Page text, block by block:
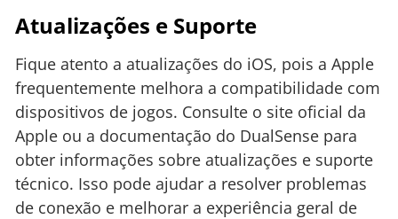
Atualizações e Suporte
Fique atento a atualizações do iOS, pois a Apple
frequentemente melhora a compatibilidade com
dispositivos de jogos. Consulte o site oficial da
Apple ou a documentação do DualSense para
obter informações sobre atualizações e suporte
técnico. Isso pode ajudar a resolver problemas
de conexão e melhorar a experiência geral de